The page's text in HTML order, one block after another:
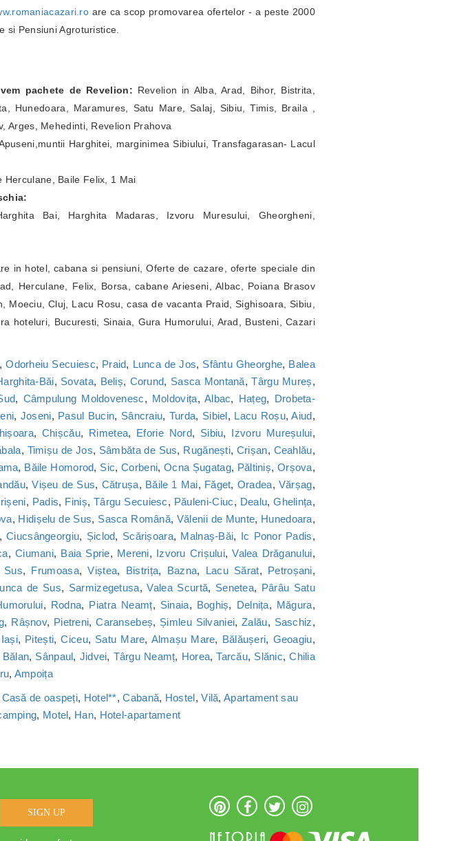
are ca scop promovarea ofertelor - a peste 2000
si Pensiuni Agroturistice.
pachete de Revelion: Revelion in Alba, Arad, Bihor, Bistrita,
Hunedoara, Maramures, Satu Mare, Salaj, Sibiu, Timis, Braila ,
Arges, Mehedinti, Revelion Prahova
Harghitei, marginimea Sibiului, Transfagarasan- Lacul
Herculane, Baile Felix, 1 Mai
Bai, Harghita Madaras, Izvoru Muresului, Gheorgheni,
in hotel, cabana si pensiuni, Oferte de cazare, oferte speciale din
Herculane, Felix, Borsa, cabane Arieseni, Albac, Poiana Brasov
Cluj, Lacu Rosu, casa de vacanta Praid, Sighisoara, Sibiu,
hoteluri, Bucuresti, Sinaia, Gura Humorului, Arad, Busteni, Cazari
,Odorheiu Secuiesc, Praid, Lunca de Jos, Sfântu Gheorghe, Balea
Băi, Sovata, Beliș, Corund, Sasca Montană,Târgu Mureș,
, Câmpulung Moldovenesc, Moldovița, Albac, Hațeg, Drobeta-
, Joseni, Pasul Bucin, Sâncraiu, Turda, Sibiel, Lacu Roșu,Aiud,
, Chișcău, Rimetea, Eforie Nord, Sibiu, Izvoru Mureșului,
, Timișu de Jos, Sâmbăta de Sus, Rugănești, Crișan, Ceahlău,
, Băile Homorod, Sic,Corbeni, Ocna Șugatag, Păltiniș, Orșova,
,Vișeu de Sus, Cătrușa, Băile 1 Mai, Făget, Oradea, Vărșag,
, Padis, Finiș,Târgu Secuiesc, Păuleni-Ciuc, Dealu,Ghelința,
, Hidișelu de Sus, Sasca Română, Vălenii de Munte, Hunedoara,
,Ciucsângeorgiu, Șiclod, Scărișoara, Malnaș-Băi, Ic Ponor Padis,
, Ciumani, Baia Sprie, Mereni, Izvoru Crișului,Valea Drăganului,
Sus, Frumoasa,Viștea, Bistrița, Bazna, Lacu Sărat, Petroșani,
de Sus, Sarmizegetusa,Valea Scurtă, Senetea, Pârâu Satu
, Rodna, Piatra Neamț, Sinaia, Boghiș, Delnița, Măgura,
, Râșnov, Pietreni,Caransebeș, Șimleu Silvaniei,Zalău, Saschiz,
Iași, Pitești,Ciceu, Satu Mare, Almașu Mare, Bălăușeri, Geoagiu,
Bălan, Sânpaul, Jidvei, Târgu Neamț, Horea,Tarcău, Slănic,Chilia
, Ampoița
Casă de oaspeți, Hotel**,Cabană, Hostel,Vilă,Apartament sau
, Motel, Han, Hotel-apartament
SIGN UP